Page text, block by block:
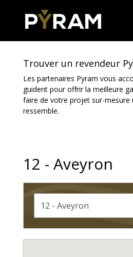
Trouver un revendeur
Les partenaires Pyram vous
guident pour offrir la meilleure
faire de votre projet sur-mesure
ressemble.
12 - Aveyron